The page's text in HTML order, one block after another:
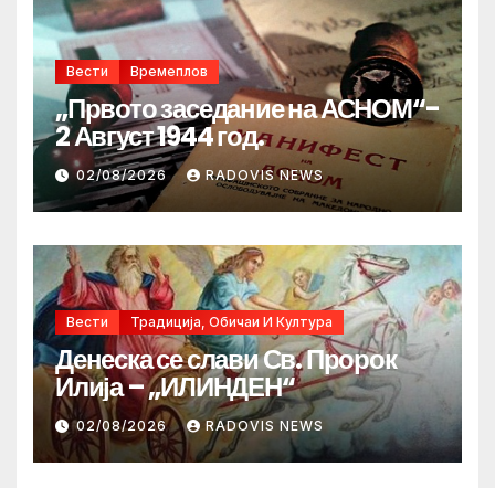
Вести Времеплов
„Првото заседание на АСНОМ“-
2 Август 1944 год.
02/08/2026 RADOVIS NEWS
Вести Традиција, Обичаи И Култура
Денеска се слави Св. Пророк
Илија – „ИЛИНДЕН“
02/08/2026 RADOVIS NEWS